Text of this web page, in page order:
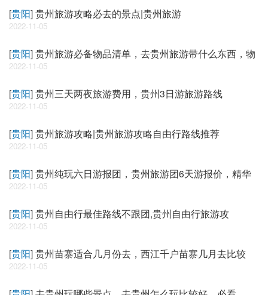
[贵阳]贵州旅游攻略必去的景点|贵州旅游
2022-11-05
[贵阳]贵州旅游必备物品清单，去贵州旅游带什么东西，物
2022-11-05
[贵阳]贵州三天两夜旅游费用，贵州3日游旅游路线
2022-11-05
[贵阳]贵州旅游攻略|贵州旅游攻略自由行路线推荐
2022-11-05
[贵阳]贵州纯玩六日游报团，贵州旅游团6天游报价，精华
2022-11-05
[贵阳]贵州自由行最佳路线不跟团,贵州自由行旅游攻
2022-11-05
[贵阳]贵州苗寨适合几月份去，西江千户苗寨几月去比较
2022-11-05